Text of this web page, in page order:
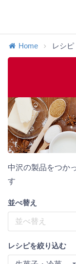
Home レシピ
中沢の製品をつか
す
並べ替え
並べ替え
レシピを絞り込む